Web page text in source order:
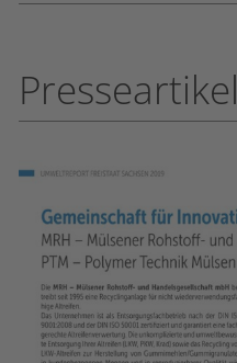
Presseartikel